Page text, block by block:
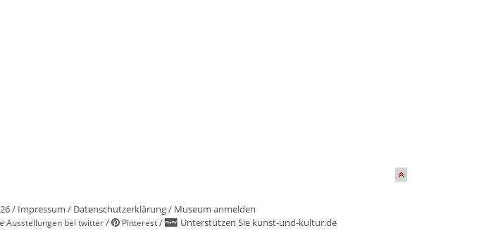
/ Impressum / Datenschutzerklärung/ Museum anmelden
Ausstellungen bei twitter/ Pinterest/ Unterstützen Sie kunst-und-kultur.de